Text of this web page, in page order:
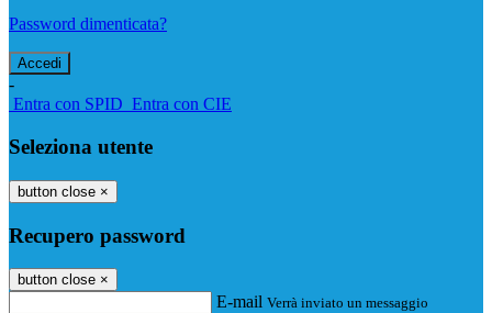
Password dimenticata?
-
Entra con SPID Entra con CIE
Seleziona utente
button close ×
Recupero password
button close ×
E-mail Verrà inviato un messaggio